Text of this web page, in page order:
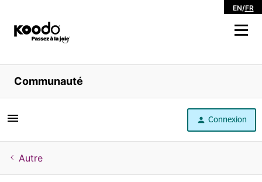
EN/FR
Magasiner
Libre service
Aide
Communauté
Connexion
Autre